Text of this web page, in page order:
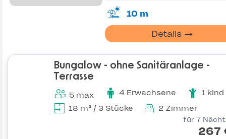
10 m
Details
Bungalow - ohne Sanitäranlage -
Terrasse
5 max 4 Erwachsene
1 kind
18 m² / 3 Stücke
2 Zimmer
für 7
267